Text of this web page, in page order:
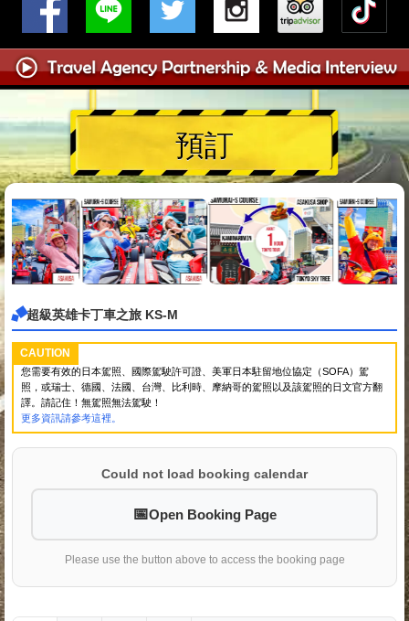
預訂
超級英雄卡丁車之旅 KS-M
CAUTION
您需要有效的日本駕照、國際駕駛許可證、美軍日本駐留地位協定（SOFA）駕
照，或瑞士、德國、法國、台灣、比利時、摩納哥的駕照以及該駕照的日文官方翻
譯。請記住！無駕照無法駕駛！
更多資訊請參考這裡。
Could not load booking calendar
Open Booking Page
Please use the button above to access the booking page